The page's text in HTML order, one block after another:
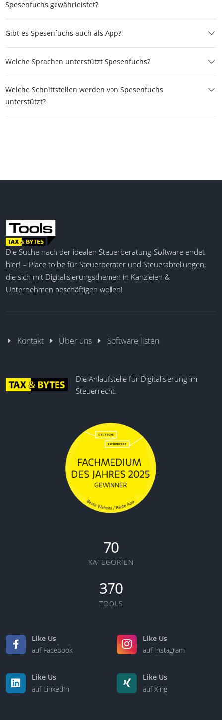
Spesenfuchs gewährleistet?
Gibt es Spesenfuchs auch als App?
Welche Sprachen unterstützt Spesenfuchs?
Welche Schnittstellen werden von Spesenfuchs
unterstützt?
Die Suche nach der idealen Steuerberatung-Software endet
hier! – Place to be für Steuerberater und Steuerabteilungen,
die sich mit Digitalisierungsthemen in Kanzleien &
Unternehmen beschäftigen wollen!
Kontakt Über uns Software listen
Die Anlaufstelle für Digitalisierung im
Steuerrecht.
70
KATEGORIEN
370
TOOLS
Like Us
auf Facebook
Like Us
auf Instagram
Like Us
auf LinkedIn
Like Us
auf Xing